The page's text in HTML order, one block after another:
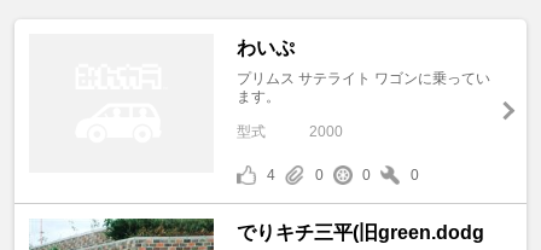
わいぷ
プリムス サテライト ワゴンに乗ってい
ます。
型式 2000
4 0 0 0
でりキチ三平(旧green.dodg